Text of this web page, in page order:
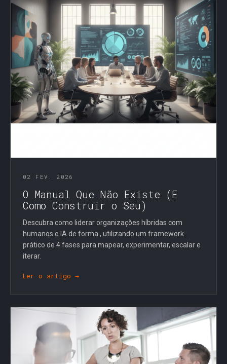
02 FEV. 2026
O Manual Que Não Existe (E
Como Construir o Seu)
Descubra como liderar organizações híbridas com
humanos e IA de forma , utilizando um framework
prático de 4 fases para mapear, experimentar, escalar e
iterar.
Ler o artigo →